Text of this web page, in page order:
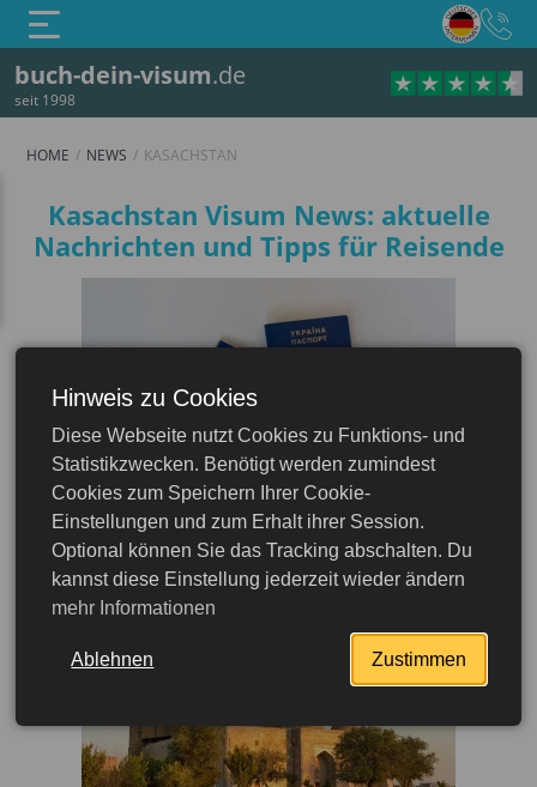
buch-dein-visum.de
seit 1998
Kasachstan
HOME NEWS KASACHSTAN
Kasachstan Visum News: aktuelle
Nachrichten und Tipps für Reisende
Kasachstan Gestern
Kasachstan führt kostenpflichtige ETA
für visumfreie Reisende ein
Hinweis zu Cookies
Diese Webseite nutzt Cookies zu Funktions- und
Statistikzwecken. Benötigt werden zumindest
Cookies zum Speichern Ihrer Cookie-
Einstellungen und zum Erhalt ihrer Session.
Optional können Sie das Tracking abschalten. Du
kannst diese Einstellung jederzeit wieder ändern
mehr Informationen
Ablehnen Zustimmen